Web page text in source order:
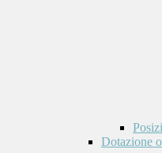
Dotazione